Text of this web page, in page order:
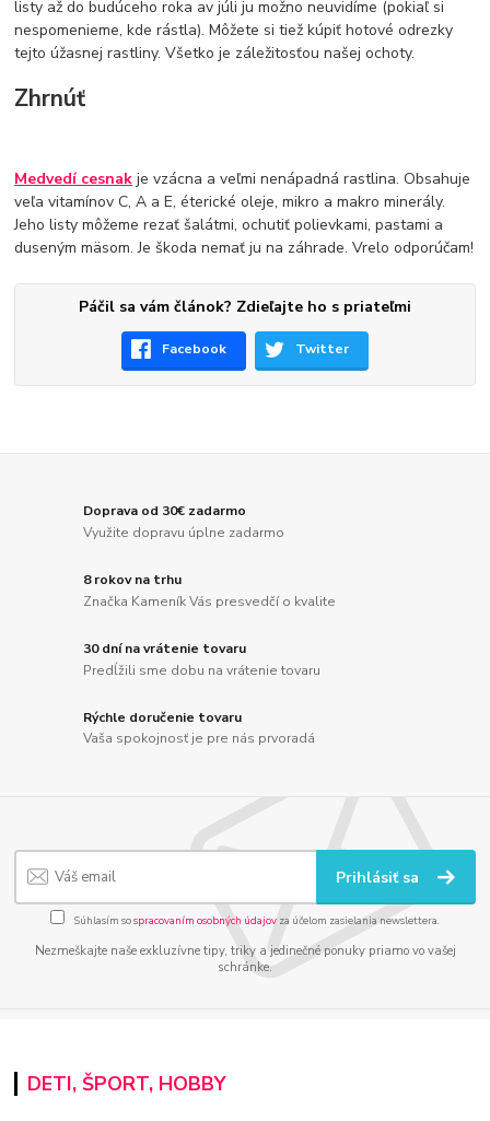
listy až do budúceho roka av júli ju možno neuvidíme (pokiaľ si
nespomenieme, kde rástla). Môžete si tiež kúpiť hotové odrezky
tejto úžasnej rastliny. Všetko je záležitosťou našej ochoty.
Zhrnúť
Medvedí cesnak je vzácna a veľmi nenápadná rastlina. Obsahuje
veľa vitamínov C, A a E, éterické oleje, mikro a makro minerály.
Jeho listy môžeme rezať šalátmi, ochutiť polievkami, pastami a
duseným mäsom. Je škoda nemať ju na záhrade. Vrelo odporúčam!
Páčil sa vám článok? Zdieľajte ho s priateľmi
Facebook Twitter
Doprava od 30€ zadarmo
Využite dopravu úplne zadarmo
8 rokov na trhu
Značka Kameník Vás presvedčí o kvalite
30 dní na vrátenie tovaru
Predĺžili sme dobu na vrátenie tovaru
Rýchle doručenie tovaru
Vaša spokojnosť je pre nás prvoradá
Prihlásiť sa
Súhlasím sospracovaním osobných údajov za účelom zasielania newslettera.
Nezmeškajte naše exkluzívne tipy, triky a jedinečné ponuky priamo vo vašej
schránke.
DETI, ŠPORT, HOBBY